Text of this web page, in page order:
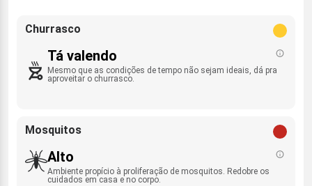
Churrasco
Tá valendo
Mesmo que as condições de tempo não sejam ideais, dá pra
aproveitar o churrasco.
Mosquitos
Alto
Ambiente propício à proliferação de mosquitos. Redobre os
cuidados em casa e no corpo.